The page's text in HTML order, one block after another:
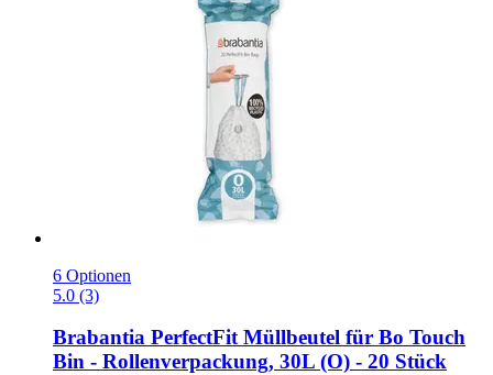
6 Optionen
5.0 (3)
Brabantia PerfectFit Müllbeutel für Bo Touch
Bin -​ Rollenverpackung, 30L (O) -​ 20 Stück